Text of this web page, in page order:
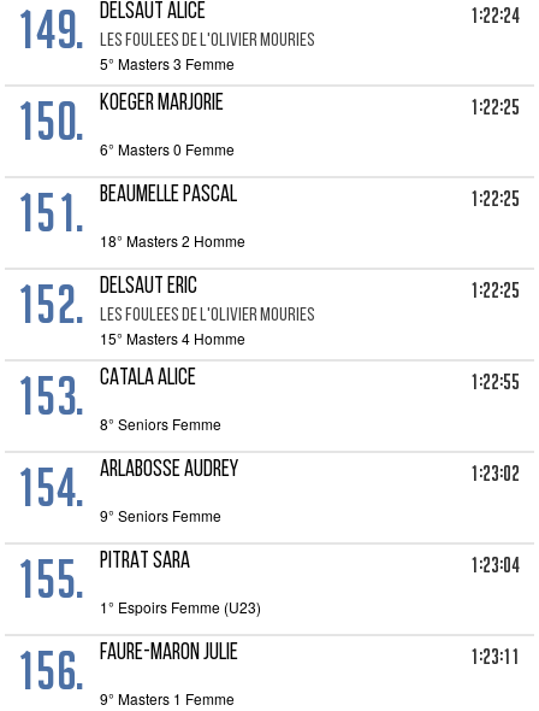
149. DELSAUT ALICE
LES FOULEES DE L'OLIVIER MOURIES
1:22:24
5° Masters 3 Femme
150. KOEGER MARJORIE 1:22:25
6° Masters 0 Femme
151. BEAUMELLE PASCAL 1:22:25
18° Masters 2 Homme
152. DELSAUT ERIC
LES FOULEES DE L'OLIVIER MOURIES
1:22:25
15° Masters 4 Homme
153. CATALA ALICE 1:22:55
8° Seniors Femme
154. ARLABOSSE AUDREY 1:23:02
9° Seniors Femme
155. PITRAT SARA 1:23:04
1° Espoirs Femme (U23)
156. FAURE-MARON JULIE 1:23:11
9° Masters 1 Femme